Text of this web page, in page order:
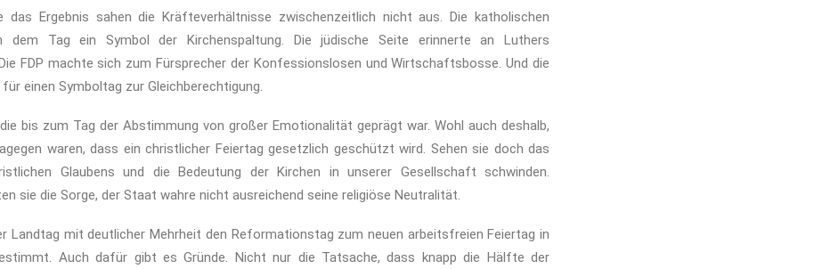
das Ergebnis sahen die Kräfteverhältnisse zwischenzeitlich nicht aus. Die katholischen
dem Tag ein Symbol der Kirchenspaltung. Die jüdische Seite erinnerte an Luthers
FDP machte sich zum Fürsprecher der Konfessionslosen und Wirtschaftsbosse. Und die
einen Symboltag zur Gleichberechtigung.
bis zum Tag der Abstimmung von großer Emotionalität geprägt war. Wohl auch deshalb,
waren, dass ein christlicher Feiertag gesetzlich geschützt wird. Sehen sie doch das
Glaubens und die Bedeutung der Kirchen in unserer Gesellschaft schwinden.
sie die Sorge, der Staat wahre nicht ausreichend seine religiöse Neutralität.
Landtag mit deutlicher Mehrheit den Reformationstag zum neuen arbeitsfreien Feiertag in
Auch dafür gibt es Gründe. Nicht nur die Tatsache, dass knapp die Hälfte der